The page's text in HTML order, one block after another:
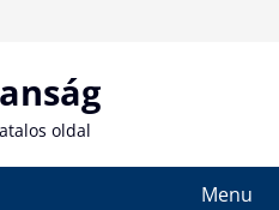
oldal
Menu